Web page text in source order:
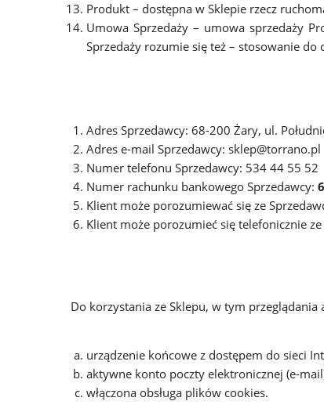
Produkt – dostępna w Sklepie rzecz
Umowa Sprzedaży – umowa sprzedaży
Sprzedaży rozumie się też – stosowanie do
Adres Sprzedawcy: 68-200 Żary, ul.
Adres e-mail Sprzedawcy: sklep@torrano.pl
Numer telefonu Sprzedawcy: 534 44 55 52
Numer rachunku bankowego Sprzedawcy:
Klient może porozumiewać się ze
Klient może porozumieć się telefonicznie
Do korzystania ze Sklepu, w tym
urządzenie końcowe z dostępem do sieci
aktywne konto poczty elektronicznej (e-
włączona obsługa plików cookies.